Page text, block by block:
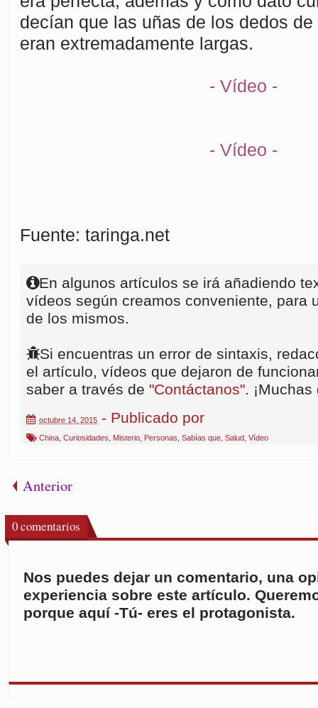
decían que las uñas de los dedos
eran extremadamente largas.
- Vídeo -
- Vídeo -
Fuente: taringa.net
En algunos artículos se irá añadiendo
vídeos según creamos conveniente, para
de los mismos.
Si encuentras un error de sintaxis,
el artículo, vídeos que dejaron de
saber a través de "Contáctanos".
octubre 14, 2015 - Publicado por
China, Curiosidades, Misterio, Personas, Sabías que, Salud, Vídeo
Anterior
0comentarios
Nos puedes dejar un comentario, una
experiencia sobre este artículo.
porque aquí -Tú- eres el protagonista.